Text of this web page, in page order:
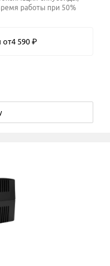
работы при 50%
от4 590 ₽